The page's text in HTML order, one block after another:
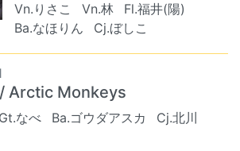
Vn.りさこ
Vn.林
Fl.福井(陽)
Ba.なほりん
Cj.ぼしこ
Arctic Monkeys
Gt.なべ Ba.ゴウダアスカ
Cj.北川